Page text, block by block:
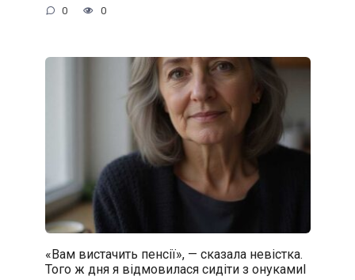
0 0
«Вам вистачить пенсії», — сказала невістка.
Того ж дня я відмовилася сидіти з онукамиІ